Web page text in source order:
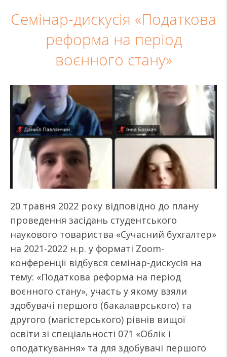
Семінар-дискусія «Податкова
реформа на період
воєнного стану»
20 травня 2022 року відповідно до плану
проведення засідань студентського
наукового товариства «Сучасний бухгалтер»
на 2021-2022 н.р. у форматі Zoom-
конференції відбувся семінар-дискусія на
тему: «Податкова реформа на період
воєнного стану», участь у якому взяли
здобувачі першого (бакалаврського) та
другого (магістерського) рівнів вищої
освіти зі спеціальності 071 «Облік і
оподаткування» та для здобувачі першого